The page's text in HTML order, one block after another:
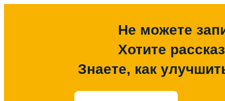
Не можете
Хотите
Знаете, как